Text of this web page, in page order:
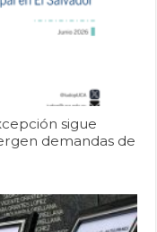
sigue
demandas de